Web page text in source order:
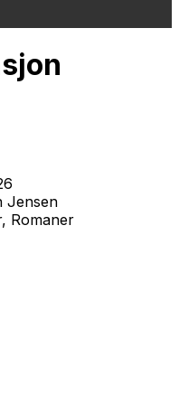
Jensen
Romaner